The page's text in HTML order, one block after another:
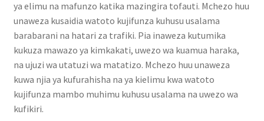
ya elimu na mafunzo katika mazingira tofauti. Mchezo huu
unaweza kusaidia watoto kujifunza kuhusu usalama
barabarani na hatari za trafiki. Pia inaweza kutumika
kukuza mawazo ya kimkakati, uwezo wa kuamua haraka,
na ujuzi wa utatuzi wa matatizo. Mchezo huu unaweza
kuwa njia ya kufurahisha na ya kielimu kwa watoto
kujifunza mambo muhimu kuhusu usalama na uwezo wa
kufikiri.